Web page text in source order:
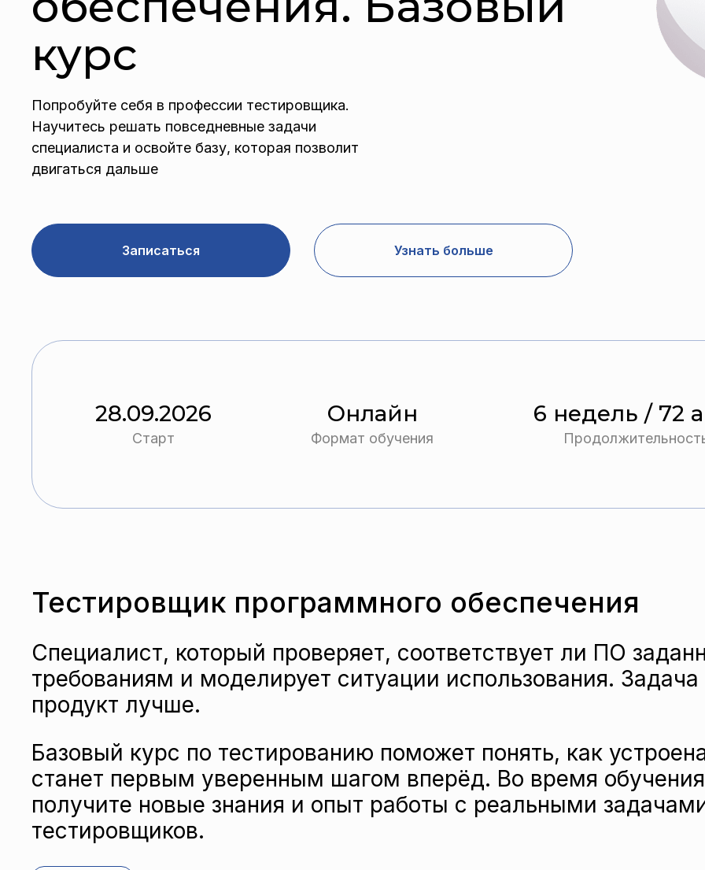
курс
Попробуйте себя в профессии тестировщика.
Научитесь решать повседневные задачи
специалиста и освойте базу, которая позволит
двигаться дальше
Записаться Узнать больше
28.09.2026
Старт
Онлайн
Формат обучения
6 недель / 72
Тестировщик программного обеспечения
Специалист, который проверяет, соответствует ли ПО
требованиям и моделирует ситуации использования.
продукт лучше.
Базовый курс по тестированию поможет понять, как
станет первым уверенным шагом вперёд. Во время
получите новые знания и опыт работы с реальными
тестировщиков.